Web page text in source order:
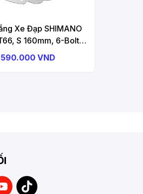
Xe Đạp SHIMANO
S 160mm, 6-Bolt
Rotor For Disc Brake
590.000 VND